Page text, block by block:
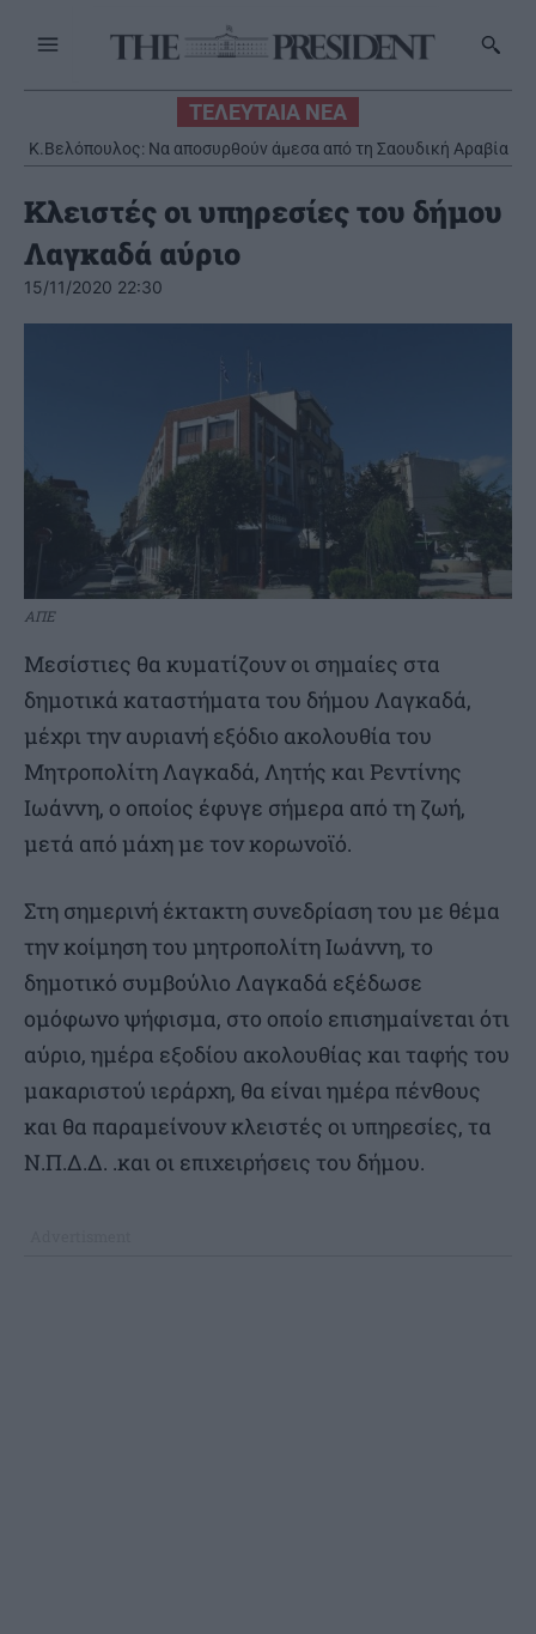
ΤΕΛΕΥΤΑΙΑ ΝΕΑ
Κ.Βελόπουλος: Να αποσυρθούν άμεσα από τη Σαουδική Αραβία
οι ελληνικοί Patriot
Κλειστές οι υπηρεσίες του δήμου
Λαγκαδά αύριο
15/11/2020 22:30
ΑΠΕ
Μεσίστιες θα κυματίζουν οι σημαίες στα
δημοτικά καταστήματα του δήμου Λαγκαδά,
μέχρι την αυριανή εξόδιο ακολουθία του
Μητροπολίτη Λαγκαδά, Λητής και Ρεντίνης
Ιωάννη, ο οποίος έφυγε σήμερα από τη ζωή,
μετά από μάχη με τον κορωνοϊό.
Στη σημερινή έκτακτη συνεδρίαση του με θέμα
την κοίμηση του μητροπολίτη Ιωάννη, το
δημοτικό συμβούλιο Λαγκαδά εξέδωσε
ομόφωνο ψήφισμα, στο οποίο επισημαίνεται ότι
αύριο, ημέρα εξοδίου ακολουθίας και ταφής του
μακαριστού ιεράρχη, θα είναι ημέρα πένθους
και θα παραμείνουν κλειστές οι υπηρεσίες, τα
Ν.Π.Δ.Δ. .και οι επιχειρήσεις του δήμου.